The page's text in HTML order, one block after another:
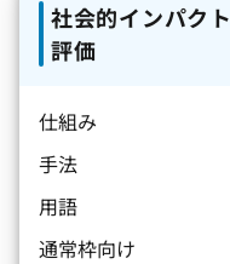
社会的インパクト
評価
仕組み
手法
用語
通常枠向け